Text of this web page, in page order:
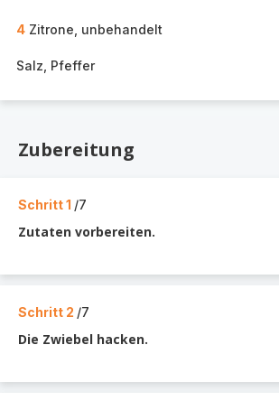
4 Zitrone, unbehandelt
Salz, Pfeffer
Zubereitung
Schritt 1 /7
Zutaten vorbereiten.
Schritt 2 /7
Die Zwiebel hacken.